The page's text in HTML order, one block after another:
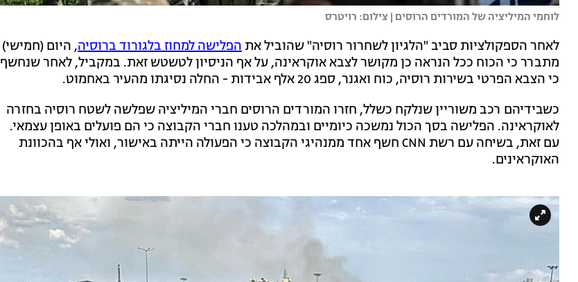
לוחמי המיליציה של המורדים הרוסים | צילום: רויטרס
לאחר הספקולציות סביב "הלגיון לשחרור רוסיה" שהוביל את הפלישה למחוז בלגורוד ברוסיה, היום (חמישי)
מתברר כי הכוח ככל הנראה כן מקושר לצבא אוקראינה, על אף הניסיון לטשטש זאת. במקביל, לאחר שנחשף
כי הצבא הפרטי בשירות רוסיה, כוח ואגנר, ספג 20 אלף אבידות - החלה נסיגתו מהעיר באחמוט.
כשבידיהם רכב משוריין שנלקח כשלל, חזרו המורדים הרוסים חברי המיליציה שפלשה לשטח רוסיה בחזרה
לאוקראינה. הפלישה בסך הכול נמשכה כיומיים ובמהלכה טענו חברי הקבוצה כי הם פועלים באופן עצמאי.
עם זאת, בשיחה עם רשת CNN חשף אחד ממנהיגי הקבוצה כי הפעולה הייתה באישור, ואולי אף בהכוונת
האוקראינים.